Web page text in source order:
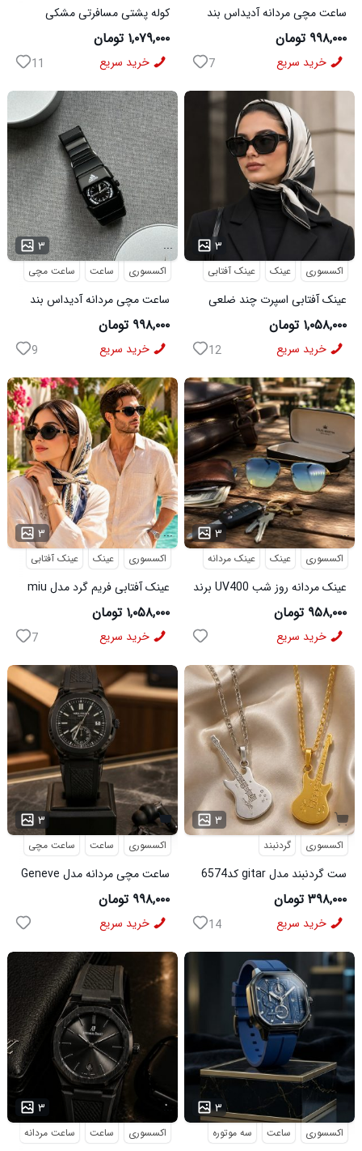
کوله پشتی مسافرتی مشکی
Buffalo مدل 50690
۱,۰۷۹,۰۰۰ تومان
خرید سریع 11
ساعت مچی مردانه آدیداس بند
استیل فنری لوکس نقره ای
۹۹۸,۰۰۰ تومان
خرید سریع 7
۳ ...
اکسسوری ساعت ساعت مچی
ساعت مچی مردانه آدیداس بند
استیل فنری لوکس مشکی
۹۹۸,۰۰۰ تومان
خرید سریع 9
۳
اکسسوری عینک عینک آفتابی
عینک آفتابی اسپرت چند ضلعی
مدل Dior
۱,۰۵۸,۰۰۰ تومان
خرید سریع 12
۳ ...
اکسسوری عینک عینک آفتابی
عینک آفتابی فریم گرد مدل miu
miu
۱,۰۵۸,۰۰۰ تومان
خرید سریع 7
۳ ...
اکسسوری عینک عینک مردانه
عینک مردانه روز شب UV400 برند
میباخ
۹۵۸,۰۰۰ تومان
خرید سریع
۳
اکسسوری ساعت ساعت مچی
ساعت مچی مردانه مدل Geneve
کد 6562
۹۹۸,۰۰۰ تومان
خرید سریع
۳
اکسسوری گردنبند
ست گردنبند مدل gitar کد6574
۳۹۸,۰۰۰ تومان
خرید سریع 14
۳ ...
اکسسوری ساعت ساعت مردانه
۳
اکسسوری ساعت سه موتوره